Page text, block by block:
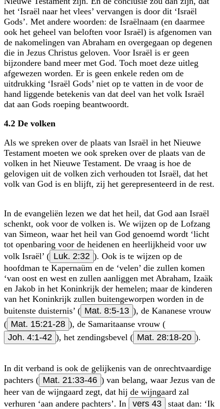
het ‘Israël naar het vlees’ vervangen is door dit ‘Israël
Gods’. Met andere woorden: de Israëlnaam (en daarmee
ook het geheel van beloften voor Israël) is afgenomen van
de nakomelingen van Abraham en overgegaan op degenen
die in Jezus Christus geloven. Voor Israël is er geen
bijzondere band meer met God. Toch moet deze uitleg
afgewezen worden. Er is geen enkele reden om de
uitdrukking ‘Israël Gods’ niet op te vatten in de voor de
hand liggende betekenis van dat deel van het volk Israël
dat aan Gods roeping beantwoordt.
4.2 De volken
Als we spreken over de plaats van Israël in het Nieuwe
Testament moeten we ook spreken over de plaats van de
volken in het Nieuwe Testament. De vraag is hoe de
gelovigen uit de volken zich verhouden tot Israël, dat het
volk van God is en blijft, zij het gerepresenteerd in de rest.
In de evangeliën lezen we dat het heil, dat God aan Israël
schenkt, ook voor de volken is. We wijzen op de Lofzang
van Simeon, waar het heil van God genoemd wordt ‘licht
tot openbaring voor de heidenen en heerlijkheid voor uw
volk Israël’ ( Luk. 2:32 ). Ook is te wijzen op de
hoofdman te Kapernaüm en de ‘velen’ die zullen komen
‘van oost en west en zullen aanliggen met Abraham, Izaäk
en Jakob in het Koninkrijk der hemelen; maar de kinderen
van het Koninkrijk zullen buitengeworpen worden in de
buitenste duisternis’ ( Mat. 8:5-13 ), de Kananese vrouw
( Mat. 15:21-28 ), de Samaritaanse vrouw (
Joh. 4:1-42 ), het zendingsbevel ( Mat. 28:18-20 ).
In dit verband is ook de gelijkenis van de onrechtvaardige
pachters ( Mat. 21:33-46 ) van belang, waar Jezus van de
heer van de wijngaard zegt, dat hij de wijngaard zal
verhuren ‘aan andere pachters’. In
vers 43 staat dan: ‘Ik